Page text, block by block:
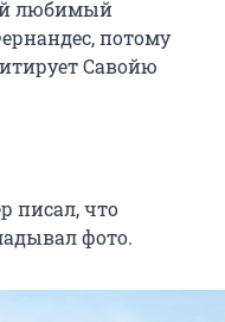
любимый
потому
Савойю
писал, что
фото.